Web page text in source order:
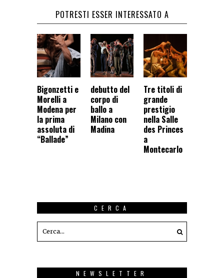
POTRESTI ESSER INTERESSATO A
Bigonzetti e
Morelli a
Modena per
la prima
assoluta di
“Ballade”
debutto del
corpo di
ballo a
Milano con
Madina
Tre titoli di
grande
prestigio
nella Salle
des Princes
a
Montecarlo
CERCA
NEWSLETTER